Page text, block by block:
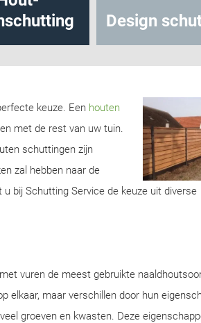
Design
keuze. Een houten
met de rest van uw tuin.
schuttingen zijn
zal hebben naar de
bij Schutting Service de keuze uit diverse
vuren de meest gebruikte
elkaar, maar verschillen door hun
groeven en kwasten. Deze